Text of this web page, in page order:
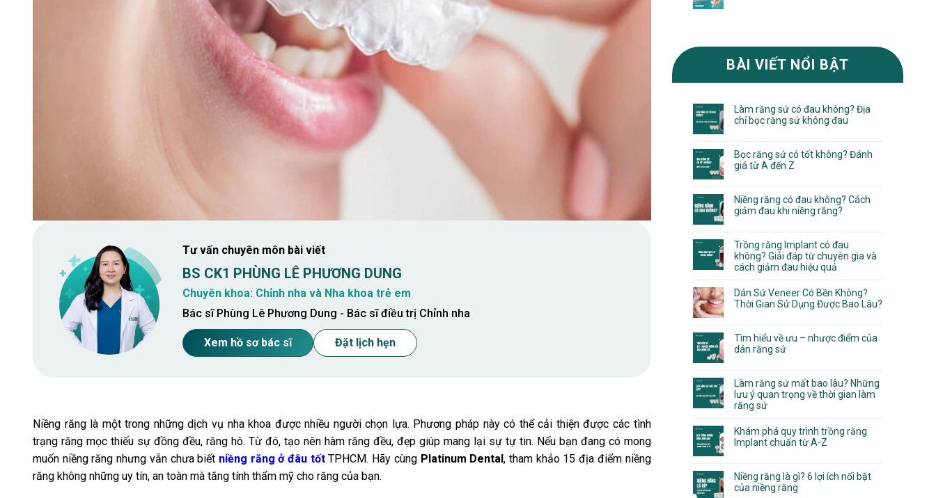
Tư vấn chuyên môn bài viết
BS CK1 PHÙNG LÊ PHƯƠNG DUNG
Chuyên khoa: Chỉnh nha và Nha khoa trẻ em
Bác sĩ Phùng Lê Phương Dung - Bác sĩ điều trị Chỉnh nha
Xem hồ sơ bác sĩ Đặt lịch hẹn
Niềng răng là một trong những dịch vụ nha khoa được nhiều người chọn lựa. Phương pháp này có thể cải thiện được các tình
trạng răng mọc thiếu sự đồng đều, răng hô. Từ đó, tạo nên hàm răng đều, đẹp giúp mang lại sự tự tin. Nếu bạn đang có mong
muốn niềng răng nhưng vẫn chưa biết niềng răng ở đâu tốtTPHCM. Hãy cùng Platinum Dental, tham khảo 15 địa điểm niềng
răng không những uy tín, an toàn mà tăng tính thẩm mỹ cho răng của bạn.
BÀI VIẾT NỔI BẬT
Làm răng sứ có đau không? Địa
chỉ bọc răng sứ không đau
Bọc răng sứ có tốt không? Đánh
giá từ A đến Z
Niềng răng có đau không? Cách
giảm đau khi niềng răng?
Trồng răng Implant có đau
không? Giải đáp từ chuyên gia và
cách giảm đau hiệu quả
Dán Sứ Veneer Có Bền Không?
Thời Gian Sử Dụng Được Bao Lâu?
Tìm hiểu về ưu – nhược điểm của
dán răng sứ
Làm răng sứ mất bao lâu? Những
lưu ý quan trọng về thời gian làm
răng sứ
Khám phá quy trình trồng răng
Implant chuẩn từ A-Z
Niềng răng là gì? 6 lợi ích nổi bật
của niềng răng